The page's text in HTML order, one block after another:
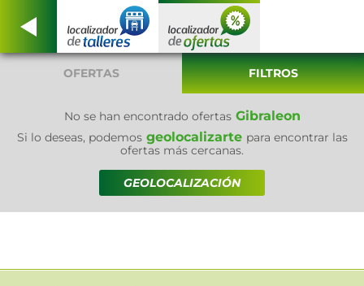
OFERTAS FILTROS
No se han encontrado ofertasGibraleon
Si lo deseas, podemosgeolocalizarte para encontrar las
ofertas más cercanas.
GEOLOCALIZACIÓN